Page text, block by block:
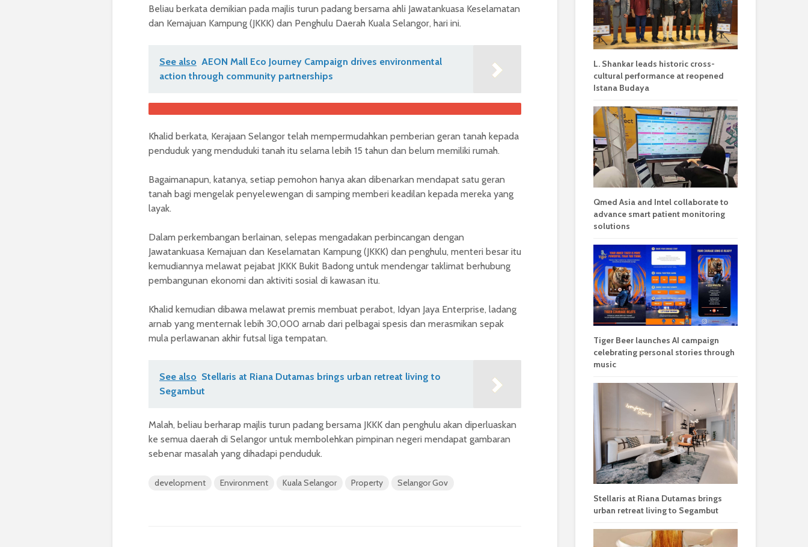
Beliau berkata demikian pada majlis turun padang bersama ahli Jawatankuasa Keselamatan
dan Kemajuan Kampung (JKKK) dan Penghulu Daerah Kuala Selangor, hari ini.
See also AEON Mall Eco Journey Campaign drives environmental
action through community partnerships
Khalid berkata, Kerajaan Selangor telah mempermudahkan pemberian geran tanah kepada
penduduk yang menduduki tanah itu selama lebih 15 tahun dan belum memiliki rumah.
Bagaimanapun, katanya, setiap pemohon hanya akan dibenarkan mendapat satu geran
tanah bagi mengelak penyelewengan di samping memberi keadilan kepada mereka yang
layak.
Dalam perkembangan berlainan, selepas mengadakan perbincangan dengan
Jawatankuasa Kemajuan dan Keselamatan Kampung (JKKK) dan penghulu, menteri besar itu
kemudiannya melawat pejabat JKKK Bukit Badong untuk mendengar taklimat berhubung
pembangunan ekonomi dan aktiviti sosial di kawasan itu.
Khalid kemudian dibawa melawat premis membuat perabot, Idyan Jaya Enterprise, ladang
arnab yang menternak lebih 30,000 arnab dari pelbagai spesis dan merasmikan sepak
mula perlawanan akhir futsal liga tempatan.
See also Stellaris at Riana Dutamas brings urban retreat living to
Segambut
Malah, beliau berharap majlis turun padang bersama JKKK dan penghulu akan diperluaskan
ke semua daerah di Selangor untuk membolehkan pimpinan negeri mendapat gambaran
sebenar masalah yang dihadapi penduduk.
development Environment Kuala Selangor Property Selangor Gov
L. Shankar leads historic cross-
cultural performance at reopened
Istana Budaya
Qmed Asia and Intel collaborate to
advance smart patient monitoring
solutions
Tiger Beer launches AI campaign
celebrating personal stories through
music
Stellaris at Riana Dutamas brings
urban retreat living to Segambut